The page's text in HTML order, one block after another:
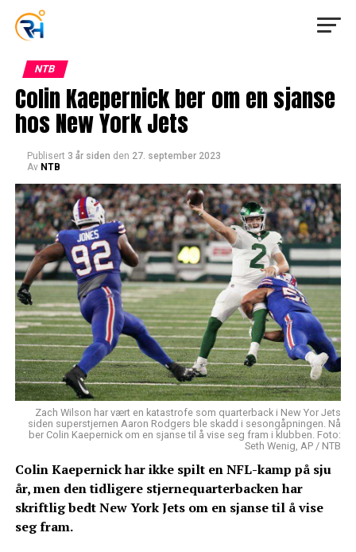
NTB
Colin Kaepernick ber om en sjanse
hos New York Jets
Publisert 3 år siden den 27. september 2023
Av NTB
Zach Wilson har vært en katastrofe som quarterback i New Yor Jets
siden superstjernen Aaron Rodgers ble skadd i sesongåpningen. Nå
ber Colin Kaepernick om en sjanse til å vise seg fram i klubben. Foto:
Seth Wenig, AP / NTB
Colin Kaepernick har ikke spilt en NFL-kamp på sju
år, men den tidligere stjernequarterbacken har
skriftlig bedt New York Jets om en sjanse til å vise
seg fram.